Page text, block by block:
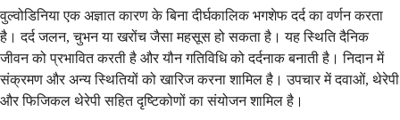
वुल्वोडिनिया एक अज्ञात कारण के बिना दीर्घकालिक भगशेफ दर्द का वर्णन करता
है। दर्द जलन, चुभन या खरोंच जैसा महसूस हो सकता है। यह स्थिति दैनिक
जीवन को प्रभावित करती है और यौन गतिविधि को दर्दनाक बनाती है। निदान में
संक्रमण और अन्य स्थितियों को खारिज करना शामिल है। उपचार में दवाओं, थेरेपी
और फिजिकल थेरेपी सहित दृष्टिकोणों का संयोजन शामिल है।